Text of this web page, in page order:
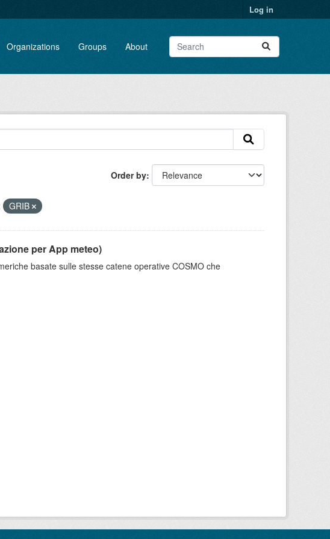
Log in
Organizations Groups About
Order by
GRIB
per App meteo)
basate sulle stesse catene operative COSMO che